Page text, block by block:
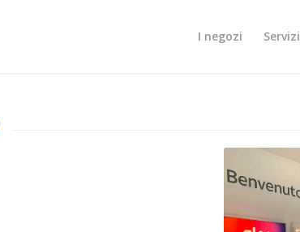
I negozi Servizi